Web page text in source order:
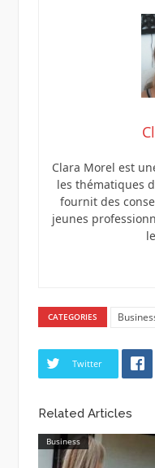
Clara Morel est
les thématiques
fournit des
jeunes
CATEGORIES
Twitter
Related Articles
Business